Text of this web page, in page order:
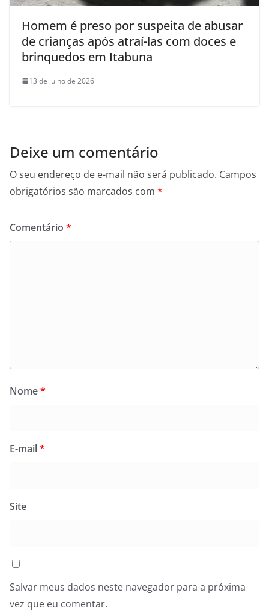
Homem é preso por suspeita de abusar
de crianças após atraí-las com doces e
brinquedos em Itabuna
13 de julho de 2026
Deixe um comentário
O seu endereço de e-mail não será publicado. Campos
obrigatórios são marcados com *
Comentário *
Nome*
E-mail*
Site
Salvar meus dados neste navegador para a próxima
vez que eu comentar.